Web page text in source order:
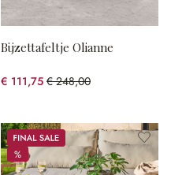
Bijzettafeltje Olianne
€ 111,75 € 248,00
(54.94% gespart)
Sale
%
%